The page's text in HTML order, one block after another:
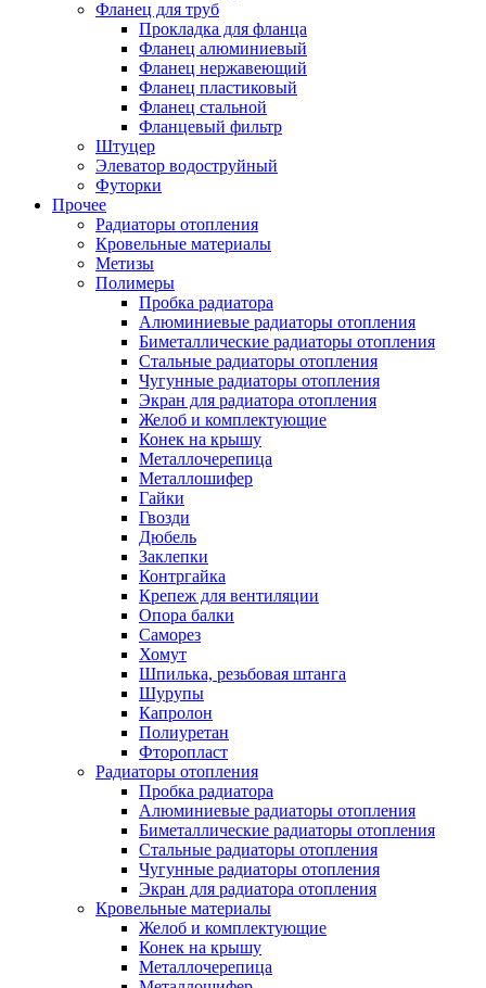
Фланец для труб
Прокладка для фланца
Фланец алюминиевый
Фланец нержавеющий
Фланец пластиковый
Фланец стальной
Фланцевый фильтр
Штуцер
Элеватор водоструйный
Футорки
Прочее
Радиаторы отопления
Кровельные материалы
Метизы
Полимеры
Пробка радиатора
Алюминиевые радиаторы отопления
Биметаллические радиаторы отопления
Стальные радиаторы отопления
Чугунные радиаторы отопления
Экран для радиатора отопления
Желоб и комплектующие
Конек на крышу
Металлочерепица
Металлошифер
Гайки
Гвозди
Дюбель
Заклепки
Контргайка
Крепеж для вентиляции
Опора балки
Саморез
Хомут
Шпилька, резьбовая штанга
Шурупы
Капролон
Полиуретан
Фторопласт
Радиаторы отопления
Пробка радиатора
Алюминиевые радиаторы отопления
Биметаллические радиаторы отопления
Стальные радиаторы отопления
Чугунные радиаторы отопления
Экран для радиатора отопления
Кровельные материалы
Желоб и комплектующие
Конек на крышу
Металлочерепица